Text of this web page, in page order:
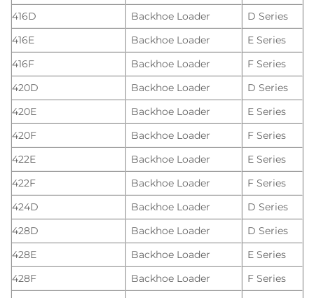
416D
Backhoe Loader
D Series
416E
Backhoe Loader
E Series
416F
Backhoe Loader
F Series
420D
Backhoe Loader
D Series
420E
Backhoe Loader
E Series
420F
Backhoe Loader
F Series
422E
Backhoe Loader
E Series
422F
Backhoe Loader
F Series
424D
Backhoe Loader
D Series
428D
Backhoe Loader
D Series
428E
Backhoe Loader
E Series
428F
Backhoe Loader
F Series